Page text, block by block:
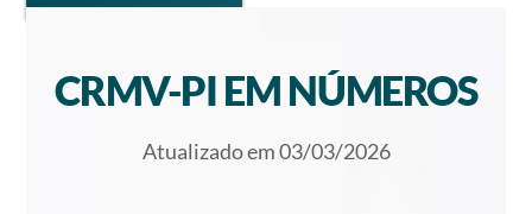
CRMV-PI EM NÚMEROS
Atualizado em 03/03/2026